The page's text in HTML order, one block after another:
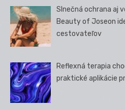
Slnečná ochrana aj
Beauty of Joseon
cestovateľov
Reflexná terapia
praktické aplikácie